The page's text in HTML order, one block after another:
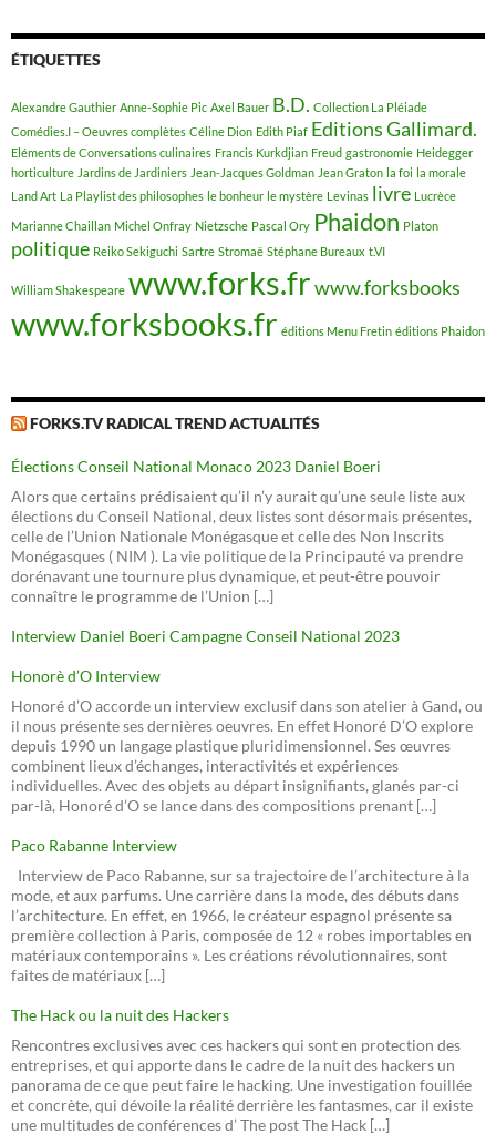
ÉTIQUETTES
Alexandre Gauthier Anne-Sophie Pic Axel Bauer B.D. Collection La Pléiade
Comédies.I – Oeuvres complètes Céline Dion Edith Piaf Editions Gallimard.
Eléments de Conversations culinaires Francis Kurkdjian Freud gastronomie Heidegger
horticulture Jardins de Jardiniers Jean-Jacques Goldman Jean Graton la foi la morale
Land Art La Playlist des philosophes le bonheur le mystère Levinas livre Lucrèce
Marianne Chaillan Michel Onfray Nietzsche Pascal Ory Phaidon Platon
politique Reiko Sekiguchi Sartre Stromaë Stéphane Bureaux t.VI
William Shakespeare www.forks.frwww.forksbooks
www.forksbooks.fr éditions Menu Fretin éditions Phaidon
FORKS.TV RADICAL TREND ACTUALITÉS
Élections Conseil National Monaco 2023 Daniel Boeri
Alors que certains prédisaient qu’il n’y aurait qu’une seule liste aux
élections du Conseil National, deux listes sont désormais présentes,
celle de l’Union Nationale Monégasque et celle des Non Inscrits
Monégasques ( NIM ). La vie politique de la Principauté va prendre
dorénavant une tournure plus dynamique, et peut-être pouvoir
connaître le programme de l’Union […]
Interview Daniel Boeri Campagne Conseil National 2023
Honorè d’O Interview
Honoré d’O accorde un interview exclusif dans son atelier à Gand, ou
il nous présente ses dernières oeuvres. En effet Honoré D’O explore
depuis 1990 un langage plastique pluridimensionnel. Ses œuvres
combinent lieux d’échanges, interactivités et expériences
individuelles. Avec des objets au départ insignifiants, glanés par-ci
par-là, Honoré d’O se lance dans des compositions prenant […]
Paco Rabanne Interview
Interview de Paco Rabanne, sur sa trajectoire de l’architecture à la
mode, et aux parfums. Une carrière dans la mode, des débuts dans
l’architecture. En effet, en 1966, le créateur espagnol présente sa
première collection à Paris, composée de 12 « robes importables en
matériaux contemporains ». Les créations révolutionnaires, sont
faites de matériaux […]
The Hack ou la nuit des Hackers
Rencontres exclusives avec ces hackers qui sont en protection des
entreprises, et qui apporte dans le cadre de la nuit des hackers un
panorama de ce que peut faire le hacking. Une investigation fouillée
et concrète, qui dévoile la réalité derrière les fantasmes, car il existe
une multitudes de conférences d’ The post The Hack […]